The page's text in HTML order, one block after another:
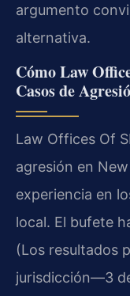
argumento
alternativa.
Cómo Law
Casos de
Law Offices Of
agresión en
experiencia en
local. El bufete
(Los resultados
jurisdicción—3